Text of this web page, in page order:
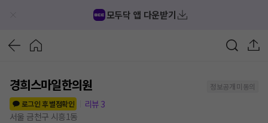
모두닥 앱 다운받기
경희스마일한의원
정보공개 미동의
로그인 후 별점확인
리뷰 3
서울 금천구 시흥1동